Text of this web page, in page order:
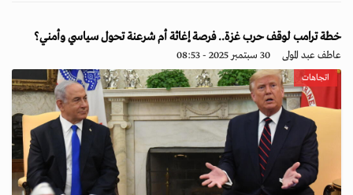
خطة ترامب لوقف حرب غزة.. فرصة إغاثة أم شرعنة تحول سياسي وأمني؟
عاطف عبد المولى 30 سبتمبر 2025 - 08:53
اتجاهات